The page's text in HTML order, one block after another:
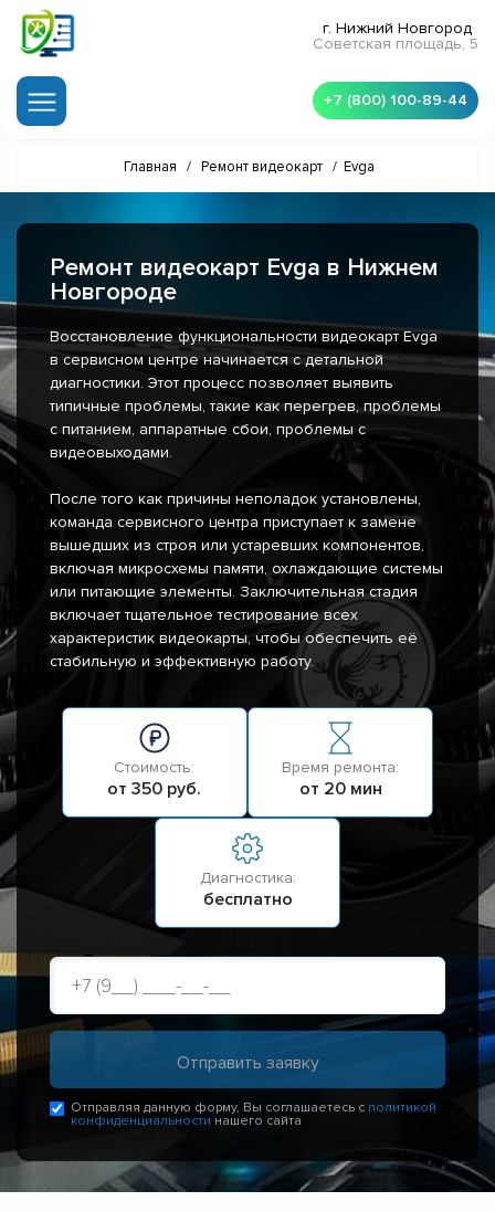
г. Нижний Новгород
Советская площадь, 5
+7 (800) 100-89-44
Главная / Ремонт видеокарт / Evga
Ремонт видеокарт Evga в Нижнем
Новгороде
Восстановление функциональности видеокарт Evga
в сервисном центре начинается с детальной
диагностики. Этот процесс позволяет выявить
типичные проблемы, такие как перегрев, проблемы
с питанием, аппаратные сбои, проблемы с
видеовыходами.
После того как причины неполадок установлены,
команда сервисного центра приступает к замене
вышедших из строя или устаревших компонентов,
включая микросхемы памяти, охлаждающие системы
или питающие элементы. Заключительная стадия
включает тщательное тестирование всех
характеристик видеокарты, чтобы обеспечить её
стабильную и эффективную работу.
Стоимость:
от 350 руб.
Время ремонта:
от 20 мин
Диагностика:
бесплатно
Отправляя данную форму, Вы соглашаетесь с политикой
конфиденциальности нашего сайта